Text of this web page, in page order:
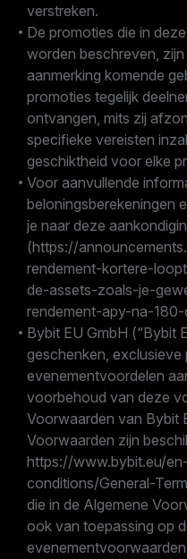
verstreken.
De promoties die in
worden beschreven,
aanmerking komende
promoties tegelijk
ontvangen, mits zij
specifieke vereisten
geschiktheid voor elke
Voor aanvullende
beloningsberekeningen
je naar deze
(https://
rendement-kortere-
de-assets-zoals-je-
rendement-apy-na-
Bybit EU GmbH (“Bybit
geschenken, exclusieve
evenementvoordelen
voorbehoud van deze
Voorwaarden van Bybit
Voorwaarden zijn
https://www.bybit.eu/
conditions/General-
die in de Algemene
ook van toepassing op